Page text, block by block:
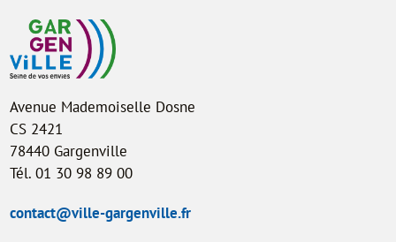
Avenue Mademoiselle Dosne
CS 2421
78440 Gargenville
Tél. 01 30 98 89 00
contact@ville-gargenville.fr